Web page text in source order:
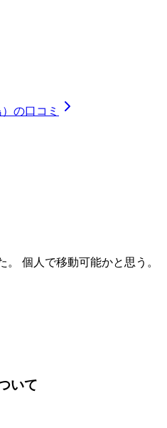
の口コミ
個人で移動可能かと思う。
いて